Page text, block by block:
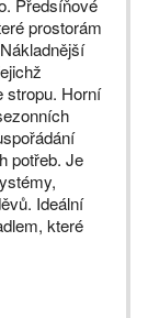
Předsíňové
prostorám
stropu. Horní
potřeb. Je
Ideální
které